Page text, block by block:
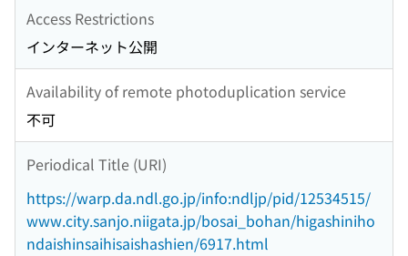
Access Restrictions
インターネット公開
Availability of remote photoduplication service
不可
Periodical Title (URI)
https://warp.da.ndl.go.jp/info:ndljp/pid/12534515/
www.city.sanjo.niigata.jp/bosai_bohan/higashiniho
ndaishinsaihisaishashien/6917.html